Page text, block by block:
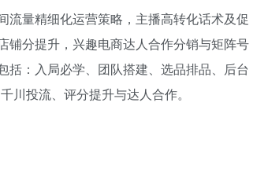
量精细化运营策略，主播高转化话术及促
铺分提升，兴趣电商达人合作分销与矩阵号
：入局必学、团队搭建、选品排品、后台
川投流、评分提升与达人合作。